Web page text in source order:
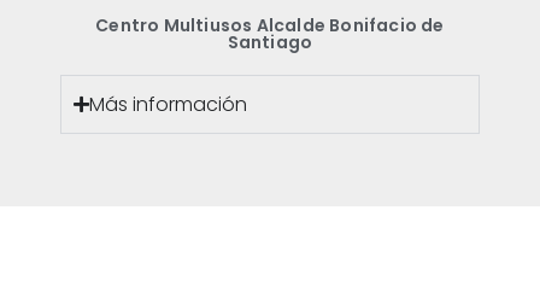
Centro Multiusos Alcalde Bonifacio de
Santiago
Más información